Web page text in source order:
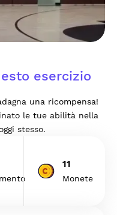
esercizio
una ricompensa!
le tue abilità nella
stesso.
11
Monete